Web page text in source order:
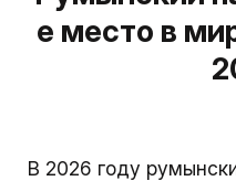
е место в
В 2026 году